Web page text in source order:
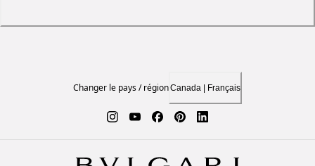
Changer le pays / régionCanada | Français